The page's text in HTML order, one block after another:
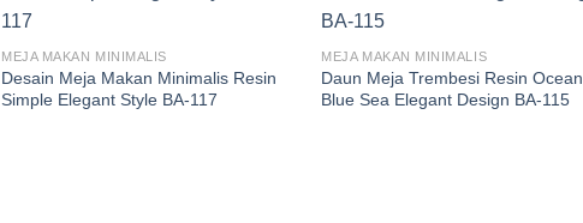
MEJA MAKAN MINIMALIS
Desain Meja Makan Minimalis Resin
Simple Elegant Style BA-117
MEJA MAKAN MINIMALIS
Daun Meja Trembesi Resin Ocean
Blue Sea Elegant Design BA-115